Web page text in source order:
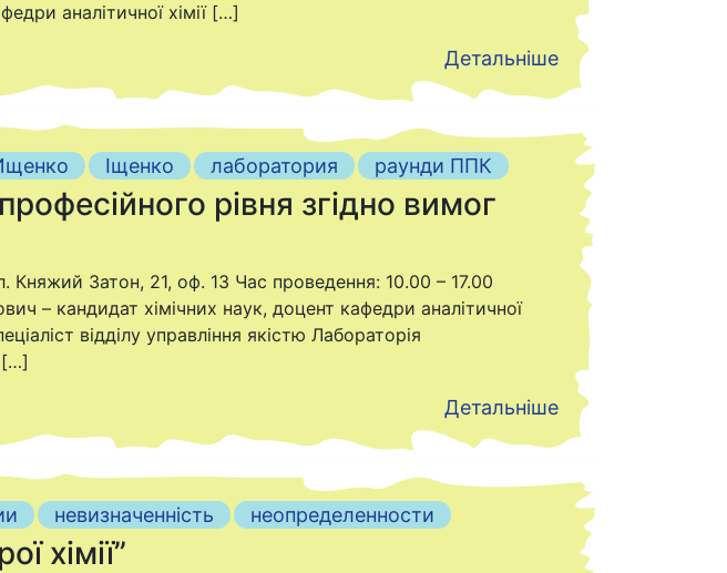
аналітичної хімії […]
Детальніше
Іщенко лаборатория раунди ППК
рівня згідно вимог
Княжий Затон, 21, оф. 13 Час проведення: 10.00 – 17.00
– кандидат хімічних наук, доцент кафедри аналітичної
відділу управління якістю Лабораторія
[…]
Детальніше
невизначенність неопределенности
хімії”